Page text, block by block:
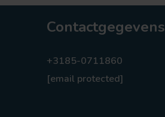
Contactgegevens
+3185-0711860
[email protected]